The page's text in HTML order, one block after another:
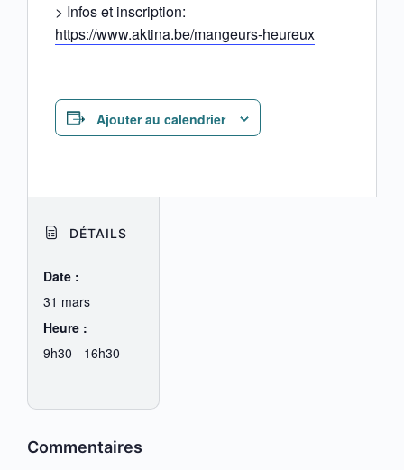
> Infos et inscription:
https://www.aktina.be/mangeurs-heureux
Ajouter au calendrier
DÉTAILS
Date :
31 mars
Heure :
9h30 - 16h30
Commentaires